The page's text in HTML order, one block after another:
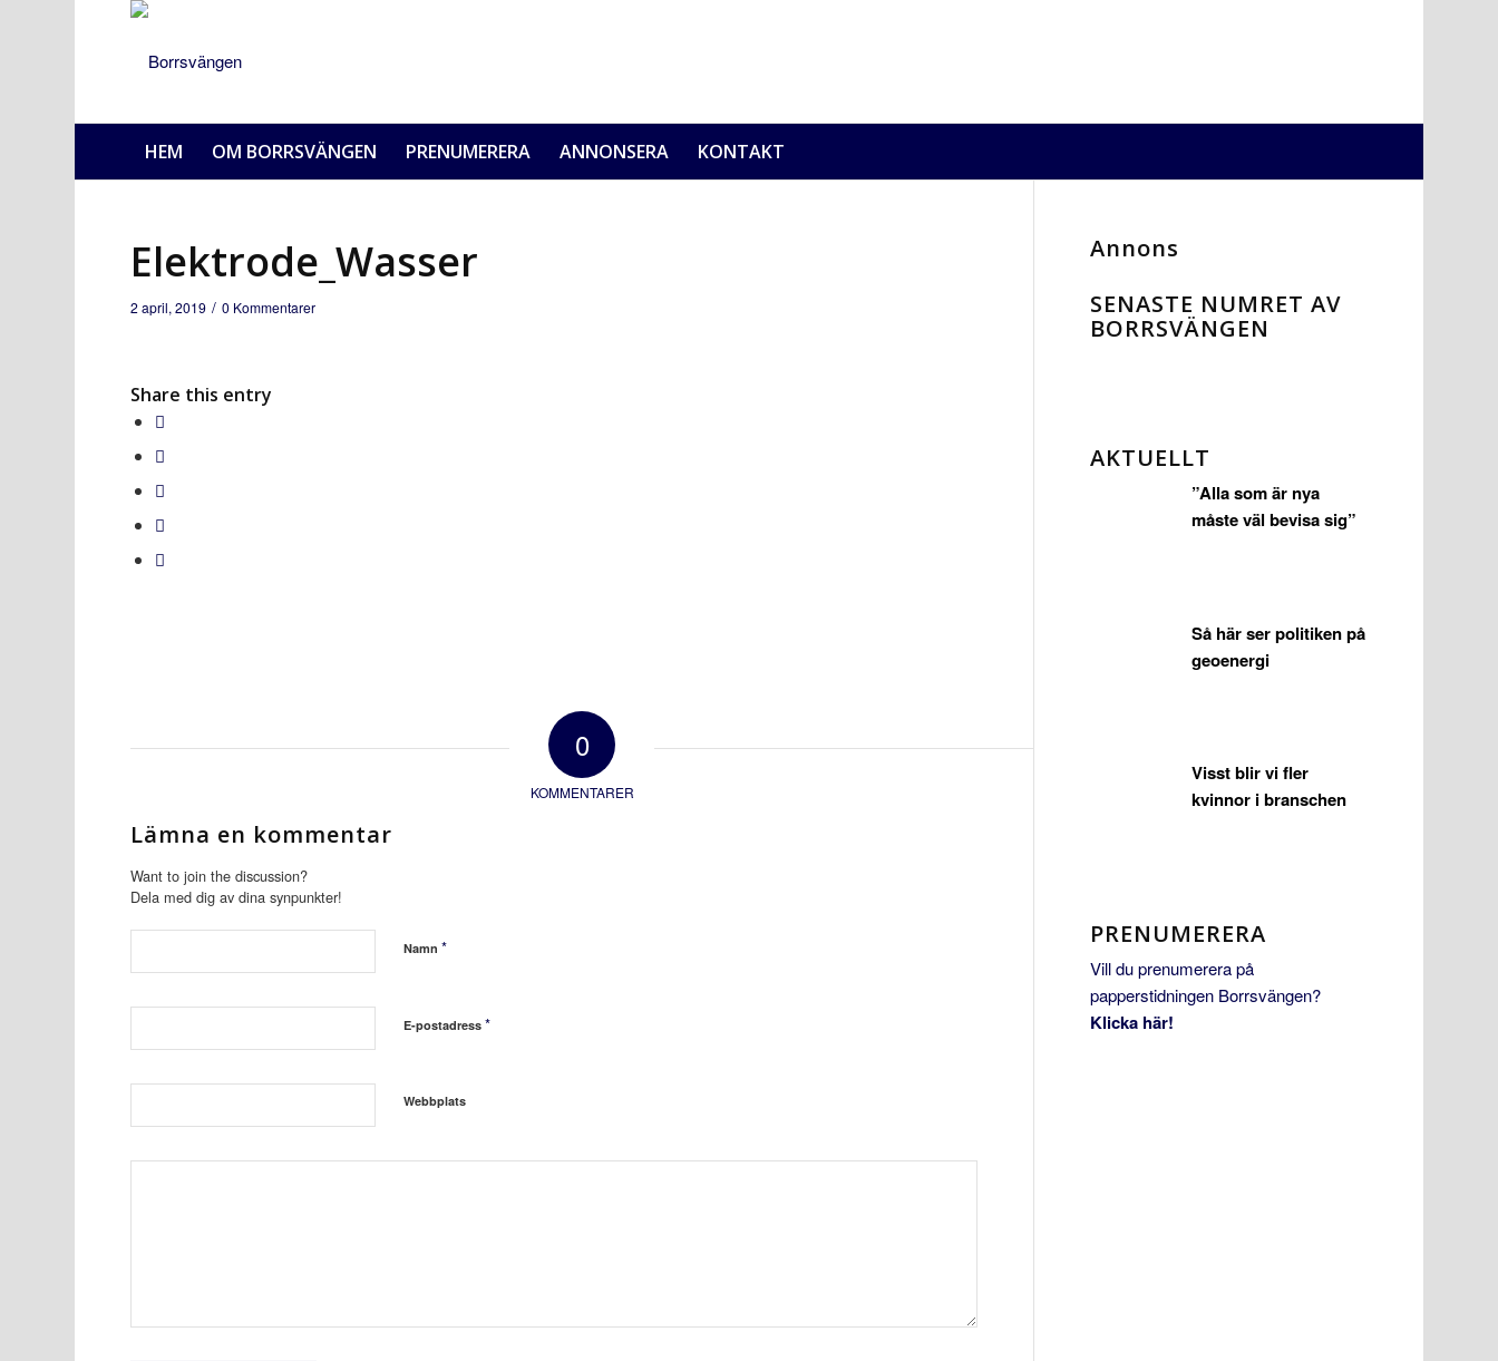
HEM OM BORRSVÄNGEN PRENUMERERA ANNONSERA KONTAKT
Elektrode_Wasser
2 april, 2019 / 0 Kommentarer
Share this entry
0
KOMMENTARER
Lämna en kommentar
Want to join the discussion?
Dela med dig av dina synpunkter!
Namn*
E-postadress*
Webbplats
Annons
SENASTE NUMRET AV
BORRSVÄNGEN
AKTUELLT
”Alla som är nya
måste väl bevisa sig”
Så här ser politiken på
geoenergi
Visst blir vi fler
kvinnor i branschen
PRENUMERERA
Vill du prenumerera på
papperstidningen Borrsvängen?
Klicka här!